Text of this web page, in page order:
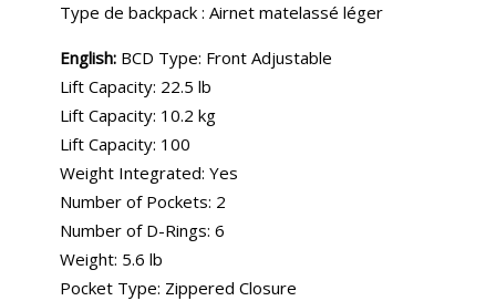
Type de backpack : Airnet matelassé léger
English:BCD Type: Front Adjustable
Lift Capacity: 22.5 lb
Lift Capacity: 10.2 kg
Lift Capacity: 100
Weight Integrated: Yes
Number of Pockets: 2
Number of D-Rings: 6
Weight: 5.6 lb
Pocket Type: Zippered Closure